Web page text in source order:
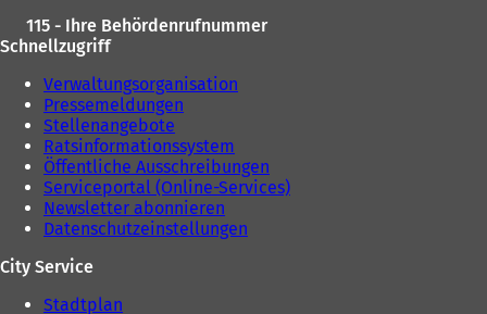
115 - Ihre Behördenrufnummer
Schnellzugriff
Verwaltungsorganisation
Pressemeldungen
Stellenangebote
Ratsinformationssystem
Öffentliche Ausschreibungen
Serviceportal (Online-Services)
Newsletter abonnieren
Datenschutzeinstellungen
City Service
Stadtplan